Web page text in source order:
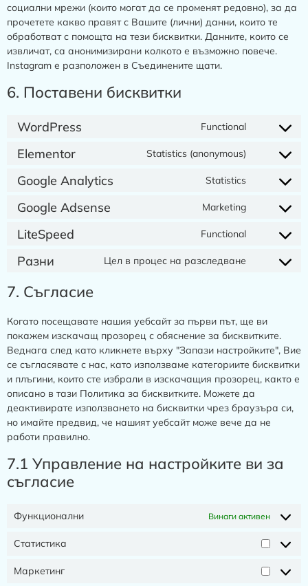
социални мрежи (които могат да се променят редовно), за да
прочетете какво правят с Вашите (лични) данни, които те
обработват с помощта на тези бисквитки. Данните, които се
извличат, са анонимизирани колкото е възможно повече.
Instagram е разположен в Съединените щати.
6. Поставени бисквитки
WordPress Functional
Elementor Statistics (anonymous)
Google Analytics Statistics
Google Adsense Marketing
LiteSpeed Functional
Разни Цел в процес на разследване
7. Съгласие
Когато посещавате нашия уебсайт за първи път, ще ви
покажем изскачащ прозорец с обяснение за бисквитките.
Веднага след като кликнете върху "Запази настройките", Вие
се съгласявате с нас, като използваме категориите бисквитки
и плъгини, които сте избрали в изскачащия прозорец, както е
описано в тази Политика за бисквитките. Можете да
деактивирате използването на бисквитки чрез браузъра си,
но имайте предвид, че нашият уебсайт може вече да не
работи правилно.
7.1 Управление на настройките ви за
съгласие
Функционални Винаги активен
Статистика
Маркетинг